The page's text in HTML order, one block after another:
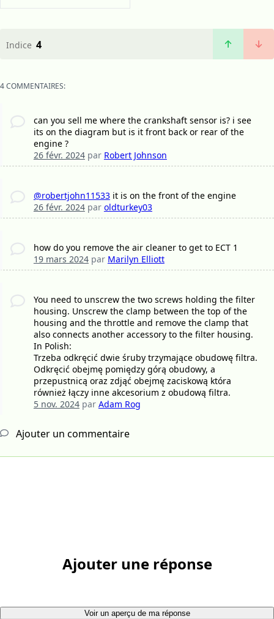
Indice 4
4 COMMENTAIRES:
can you sell me where the crankshaft sensor is? i see
its on the diagram but is it front back or rear of the
engine ?
26 févr. 2024par Robert Johnson
@robertjohn11533it is on the front of the engine
26 févr. 2024par oldturkey03
how do you remove the air cleaner to get to ECT 1
19 mars 2024par Marilyn Elliott
You need to unscrew the two screws holding the filter
housing. Unscrew the clamp between the top of the
housing and the throttle and remove the clamp that
also connects another accessory to the filter housing.
In Polish:
Trzeba odkręcić dwie śruby trzymające obudowę filtra.
Odkręcić obejmę pomiędzy górą obudowy, a
przepustnicą oraz zdjąć obejmę zaciskową która
również łączy inne akcesorium z obudową filtra.
5 nov. 2024par Adam Rog
Ajouter un commentaire
Ajouter une réponse
Voir un aperçu de ma réponse